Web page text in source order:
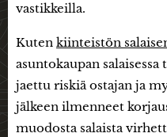
vastikkeilla.
Kuten kiinteistön
asuntokaupan
jaettu riskiä ostajan ja
jälkeen ilmenneet
muodosta salaista